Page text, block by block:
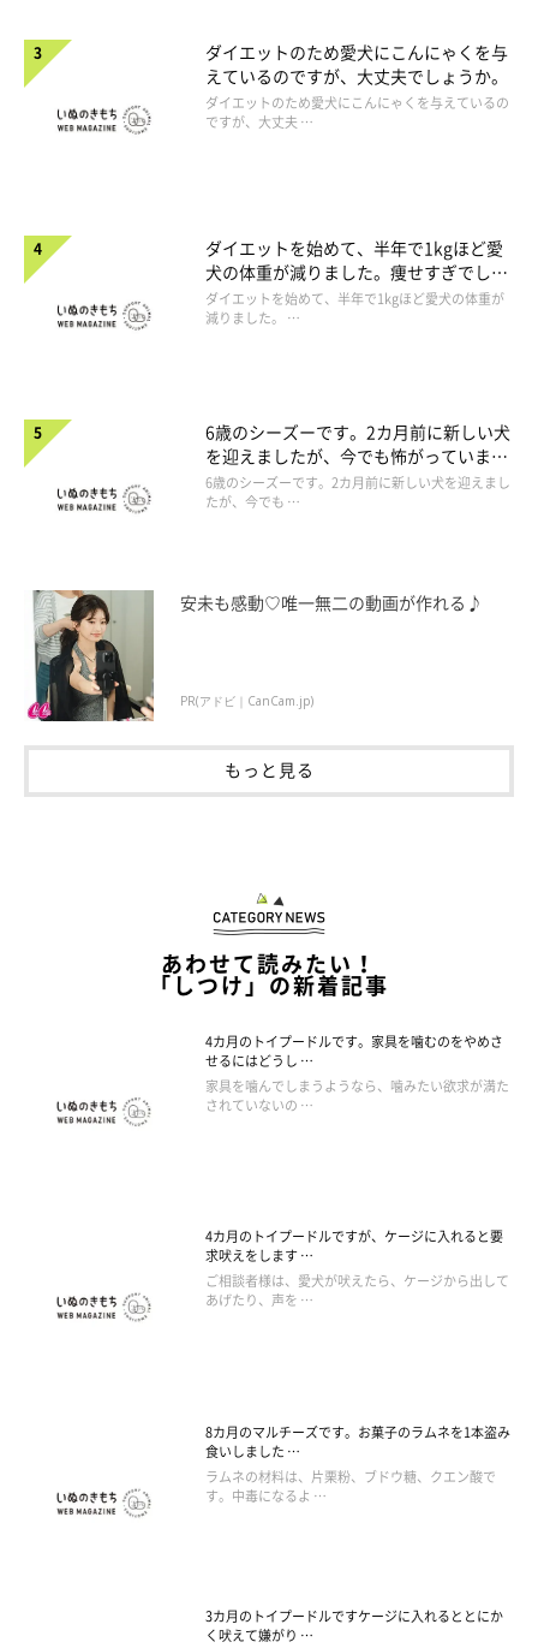
ダイエットのため愛犬にこんにゃくを与
えているのですが、大丈夫でしょうか。
ダイエットのため愛犬にこんにゃくを与えているの
ですが、大丈夫 …
ダイエットを始めて、半年で1kgほど愛
犬の体重が減りました。痩せすぎでしょ
うか。
ダイエットを始めて、半年で1kgほど愛犬の体重が
減りました。 …
6歳のシーズーです。2カ月前に新しい犬
を迎えましたが、今でも怖がっていま
す。
6歳のシーズーです。2カ月前に新しい犬を迎えまし
たが、今でも …
安未も感動♡唯一無二の動画が作れる♪
PR(アドビ｜CanCam.jp)
もっと見る
あわせて読みたい！
「しつけ」の新着記事
4カ月のトイプードルです。家具を噛むのをやめさ
せるにはどうし …
家具を噛んでしまうようなら、噛みたい欲求が満た
されていないの …
4カ月のトイプードルですが、ケージに入れると要
求吠えをします …
ご相談者様は、愛犬が吠えたら、ケージから出して
あげたり、声を …
8カ月のマルチーズです。お菓子のラムネを1本盗み
食いしました …
ラムネの材料は、片栗粉、ブドウ糖、クエン酸で
す。中毒になるよ …
3カ月のトイプードルですケージに入れるととにか
く吠えて嫌がり …